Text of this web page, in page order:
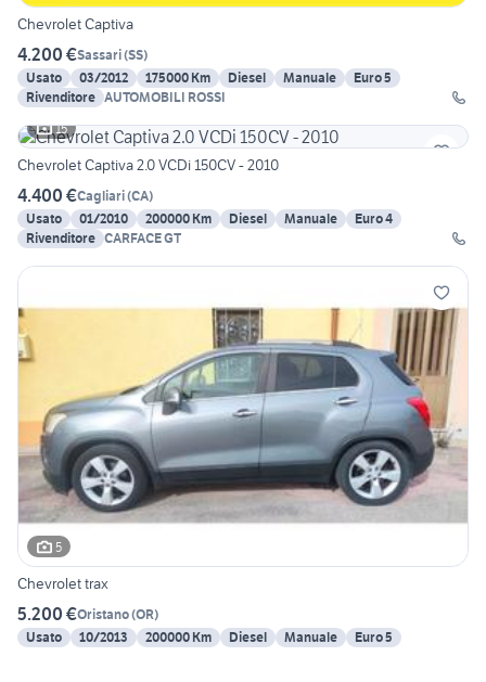
Chevrolet Captiva
4.200 €Sassari(SS)
Usato
03/2012 175000 Km Diesel Manuale
Euro 5
Rivenditore AUTOMOBILI ROSSI
15
Chevrolet Captiva 2.0 VCDi 150CV - 2010
4.400 €Cagliari(CA)
Usato
01/2010 200000 Km Diesel Manuale
Euro 4
Rivenditore CARFACE GT
5
Chevrolet trax
5.200 €Oristano(OR)
Usato
10/2013 200000 Km Diesel Manuale Euro 5